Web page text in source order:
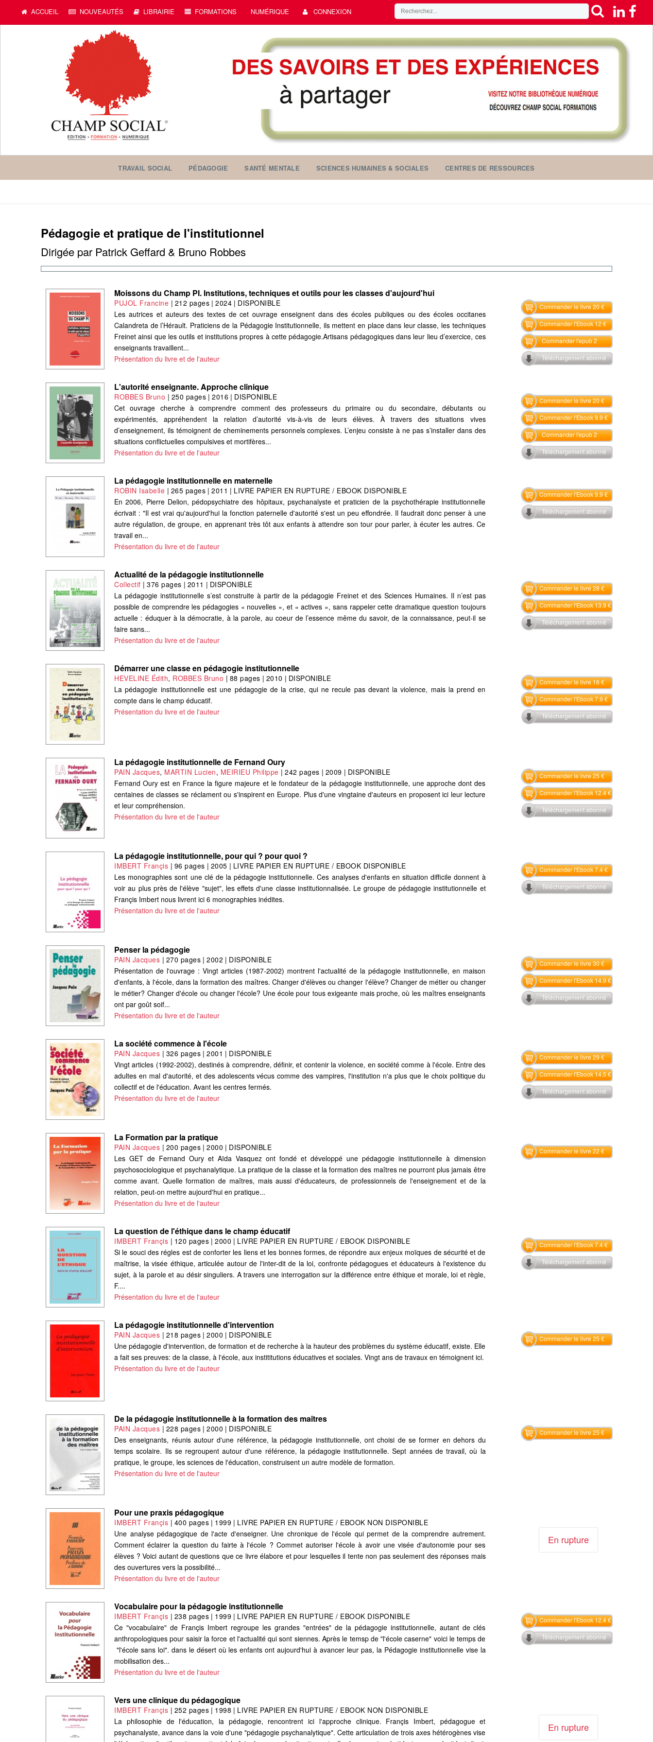
ACCUEIL NOUVEAUTÉS LIBRAIRIE FORMATIONS NUMÉRIQUE CONNEXION
TRAVAIL SOCIAL PÉDAGOGIE SANTÉ MENTALE SCIENCES HUMAINES & SOCIALES CENTRES DE RESSOURCES
Pédagogie et pratique de l'institutionnel
Dirigée par Patrick Geffard & Bruno Robbes
Moissons du Champ PI. Institutions, techniques et outils pour les classes d'aujourd'hui
PUJOL Francine | 212 pages |2024 | DISPONIBLE
Les autrices et auteurs des textes de cet ouvrage enseignent dans des écoles publiques ou des écoles occitanes
Calandreta de l’Hérault. Praticiens de la Pédagogie Institutionnelle, ils mettent en place dans leur classe, les techniques
Freinet ainsi que les outils et institutions propres à cette pédagogie.Artisans pédagogiques dans leur lieu d’exercice, ces
enseignants travaillent...
Présentation du livre et de l'auteur
Commander le livre 20 €
Commander l'Ebook 12 €
Commander l'epub 2
Téléchargement abonné
L'autorité enseignante. Approche clinique
ROBBES Bruno | 250 pages |2016 | DISPONIBLE
Cet ouvrage cherche à comprendre comment des professeurs du primaire ou du secondaire, débutants ou
expérimentés, appréhendent la relation d’autorité vis-à-vis de leurs élèves. À travers des situations vives
d’enseignement, ils témoignent de cheminements personnels complexes. L’enjeu consiste à ne pas s’installer dans des
situations conflictuelles compulsives et mortifères...
Présentation du livre et de l'auteur
Commander le livre 20 €
Commander l'Ebook 9.9 €
Commander l'epub 2
Téléchargement abonné
La pédagogie institutionnelle en maternelle
ROBIN Isabelle | 265 pages |2011 | LIVRE PAPIER EN RUPTURE / EBOOK DISPONIBLE
En 2006, Pierre Delion, pédopsychiatre des hôpitaux, psychanalyste et praticien de la psychothérapie institutionnelle
écrivait : "Il est vrai qu'aujourd'hui la fonction paternelle d'autorité s'est un peu effondrée. Il faudrait donc penser à une
autre régulation, de groupe, en apprenant très tôt aux enfants à attendre son tour pour parler, à écuter les autres. Ce
travail en...
Présentation du livre et de l'auteur
Commander l'Ebook 9.9 €
Téléchargement abonné
Actualité de la pédagogie institutionnelle
Collectif |376 pages | 2011 | DISPONIBLE
La pédagogie institutionnelle s’est construite à partir de la pédagogie Freinet et des Sciences Humaines. Il n’est pas
possible de comprendre les pédagogies « nouvelles », et « actives », sans rappeler cette dramatique question toujours
actuelle : éduquer à la démocratie, à la parole, au coeur de l’essence même du savoir, de la connaissance, peut-il se
faire sans...
Présentation du livre et de l'auteur
Commander le livre 28 €
Commander l'Ebook 13.9 €
Téléchargement abonné
Démarrer une classe en pédagogie institutionnelle
HEVELINE Édith, ROBBES Bruno | 88 pages | 2010 | DISPONIBLE
La pédagogie institutionnelle est une pédagogie de la crise, qui ne recule pas devant la violence, mais la prend en
compte dans le champ éducatif.
Présentation du livre et de l'auteur
Commander le livre 16 €
Commander l'Ebook 7.9 €
Téléchargement abonné
La pédagogie institutionnelle de Fernand Oury
PAIN Jacques, MARTIN Lucien, MEIRIEU Philippe |242 pages | 2009 | DISPONIBLE
Fernand Oury est en France la figure majeure et le fondateur de la pédagogie institutionnelle, une approche dont des
centaines de classes se réclament ou s'inspirent en Europe. Plus d'une vingtaine d'auteurs en proposent ici leur lecture
et leur compréhension.
Présentation du livre et de l'auteur
Commander le livre 25 €
Commander l'Ebook 12.4 €
Téléchargement abonné
La pédagogie institutionnelle, pour qui ? pour quoi ?
IMBERT Françis | 96 pages | 2005 | LIVRE PAPIER EN RUPTURE / EBOOK DISPONIBLE
Les monographies sont une clé de la pédagogie institutionnelle. Ces analyses d'enfants en situation difficile donnent à
voir au plus près de l'élève "sujet", les effets d'une classe institutionnalisée. Le groupe de pédagogie institutionnelle et
Françis Imbert nous livrent ici 6 monographies inédites.
Présentation du livre et de l'auteur
Commander l'Ebook 7.4 €
Téléchargement abonné
Penser la pédagogie
PAIN Jacques | 270 pages |2002 | DISPONIBLE
Présentation de l'ouvrage : Vingt articles (1987-2002) montrent l'actualité de la pédagogie institutionnelle, en maison
d'enfants, à l'école, dans la formation des maîtres. Changer d'élèves ou changer l'élève? Changer de métier ou changer
le métier? Changer d'école ou changer l'école? Une école pour tous exigeante mais proche, où les maîtres enseignants
ont par goût soif...
Présentation du livre et de l'auteur
Commander le livre 30 €
Commander l'Ebook 14.9 €
Téléchargement abonné
La société commence à l'école
PAIN Jacques | 326 pages |2001 | DISPONIBLE
Vingt articles (1992-2002), destinés à comprendre, définir, et contenir la violence, en société comme à l'école. Entre des
adultes en mal d'autorité, et des adolescents vécus comme des vampires, l'institution n'a plus que le choix politique du
collectif et de l'éducation. Avant les centres fermés.
Présentation du livre et de l'auteur
Commander le livre 29 €
Commander l'Ebook 14.5 €
Téléchargement abonné
La Formation par la pratique
PAIN Jacques | 200 pages |2000 | DISPONIBLE
Les GET de Fernand Oury et Aïda Vasquez ont fondé et développé une pédagogie institutionnelle à dimension
psychosociologique et psychanalytique. La pratique de la classe et la formation des maîtres ne pourront plus jamais être
comme avant. Quelle formation de maîtres, mais aussi d'éducateurs, de professionnels de l'enseignement et de la
relation, peut-on mettre aujourd'hui en pratique...
Présentation du livre et de l'auteur
Commander le livre 22 €
La question de l'éthique dans le champ éducatif
IMBERT Françis | 120 pages |2000 | LIVRE PAPIER EN RUPTURE / EBOOK DISPONIBLE
Si le souci des régles est de conforter les liens et les bonnes formes, de répondre aux enjeux moïques de sécurité et de
maîtrise, la visée éthique, articulée autour de l'inter-dit de la loi, confronte pédagogues et éducateurs à l'existence du
sujet, à la parole et au désir singuliers. A travers une interrogation sur la différence entre éthique et morale, loi et règle,
F....
Présentation du livre et de l'auteur
Commander l'Ebook 7.4 €
Téléchargement abonné
La pédagogie institutionnelle d'intervention
PAIN Jacques | 218 pages |2000 | DISPONIBLE
Une pédagogie d'intervention, de formation et de recherche à la hauteur des problèmes du système éducatif, existe. Elle
a fait ses preuves: de la classe, à l'école, aux instititutions éducatives et sociales. Vingt ans de travaux en témoignent ici.
Présentation du livre et de l'auteur
Commander le livre 25 €
De la pédagogie institutionnelle à la formation des maîtres
PAIN Jacques | 228 pages |2000 | DISPONIBLE
Des enseignants, réunis autour d'une référence, la pédagogie institutionnelle, ont choisi de se former en dehors du
temps scolaire. Ils se regroupent autour d'une référence, la pédagogie institutionnelle. Sept années de travail, où la
pratique, le groupe, les sciences de l'éducation, construisent un autre modèle de formation.
Présentation du livre et de l'auteur
Commander le livre 25 €
Pour une praxis pédagogique
IMBERT Françis | 400 pages | 1999 | LIVRE PAPIER EN RUPTURE / EBOOK NON DISPONIBLE
Une analyse pédagogique de l'acte d'enseigner. Une chronique de l'école qui permet de la comprendre autrement.
Comment éclairer la question du fairte à l'école ? Commet autoriser l'école à avoir une visée d'autonomie pour ses
élèves ? Voici autant de questions que ce livre élabore et pour lesquelles il tente non pas seulement des réponses mais
des ouvertures vers la possibilité...
Présentation du livre et de l'auteur
En rupture
Vocabulaire pour la pédagogie institutionnelle
IMBERT Françis | 238 pages | 1999 | LIVRE PAPIER EN RUPTURE / EBOOK DISPONIBLE
Ce "vocabulaire" de Françis Imbert regroupe les grandes "entrées" de la pédagogie institutionnelle, autant de clés
anthropologiques pour saisir la force et l'actualité qui sont siennes. Après le temsp de "l'école caserne" voici le temps de
"l'école sans loi". dans le désert où les enfants ont aujourd'hui à avancer leur pas, la Pédagogie institutionnelle vise la
mobilisation des...
Présentation du livre et de l'auteur
Commander l'Ebook 12.4 €
Téléchargement abonné
Vers une clinique du pédagogique
IMBERT Françis | 252 pages | 1998 | LIVRE PAPIER EN RUPTURE / EBOOK NON DISPONIBLE
La philosophie de l'éducation, la pédagogie, rencontrent ici l'approche clinique. Françis Imbert, pédagogue et
psychanalyste, avance dans la voie d'une "pédagogie psychanalytique". Cette articulation de trois axes hétérogènes vise
En rupture